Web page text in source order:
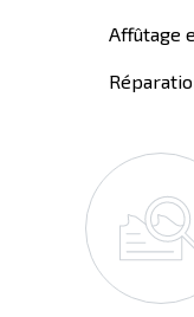
Affûtage